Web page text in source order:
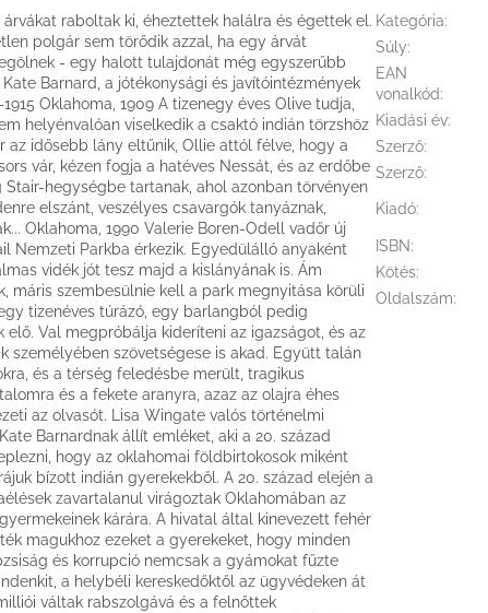
raboltak ki, éheztettek halálra és égettek el.
polgár sem törődik azzal, ha egy árvát
- egy halott tulajdonát még egyszerűbb
Barnard, a jótékonysági és javítóintézmények
Oklahoma, 1909 A tizenegy éves Olive tudja,
helyénvalóan viselkedik a csaktó indián törzshöz
az idősebb lány eltűnik, Ollie attól félve, hogy a
vár, kézen fogja a hatéves Nessát, és az erdőbe
Stair-hegységbe tartanak, ahol azonban törvényen
elszánt, veszélyes csavargók tanyáznak,
Oklahoma, 1990 Valerie Boren-Odell vadőr új
Nemzeti Parkba érkezik. Egyedülálló anyaként
vidék jót tesz majd a kislányának is. Ám
máris szembesülnie kell a park megnyitása körüli
tizenéves túrázó, egy barlangból pedig
Val megpróbálja kideríteni az igazságot, és az
személyében szövetségese is akad. Együtt talán
és a térség feledésbe merült, tragikus
és a fekete aranyra, azaz az olajra éhes
az olvasót. Lisa Wingate valós történelmi
Barnardnak állít emléket, aki a 20. század
hogy az oklahomai földbirtokosok miként
bízott indián gyerekekből. A 20. század elején a
zavartalanul virágoztak Oklahomában az
kárára. A hivatal által kinevezett fehér
magukhoz ezeket a gyerekeket, hogy minden
és korrupció nemcsak a gyámokat fűzte
a helybéli kereskedőktől az ügyvédeken át
váltak rabszolgává és a felnőttek
Kategória:
Súly:
EAN
vonalkód:
Kiadási év:
Szerző:
Szerző:
Kiadó:
ISBN:
Kötés:
Oldalszám: